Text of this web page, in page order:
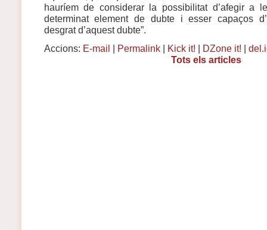
hauríem de considerar la possibilitat d’afegir a
determinat element de dubte i esser capaços
desgrat d’aquest dubte”.
Accions: E-mail | Permalink| Kick it! | DZone it! |
Tots els articles